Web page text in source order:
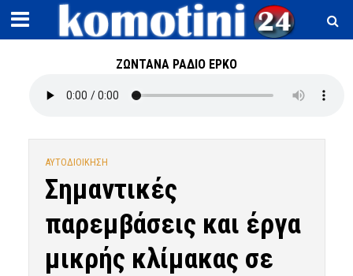
ΖΩΝΤΑΝΑ ΡΑΔΙΟ ΕΡΚΟ
ΑΥΤΟΔΙΟΙΚΗΣΗ
Σημαντικές
παρεμβάσεις και έργα
μικρής κλίμακας σε